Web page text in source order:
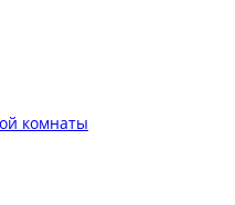
комнаты